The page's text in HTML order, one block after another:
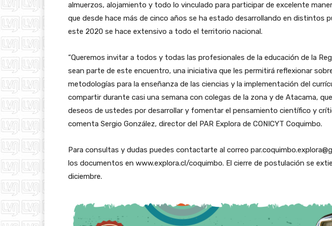
almuerzos, alojamiento y todo lo vinculado para participar de excelente
que desde hace más de cinco años se ha estado desarrollando en distintos
este 2020 se hace extensivo a todo el territorio nacional.
“Queremos invitar a todos y todas las profesionales de la educación de la
sean parte de este encuentro, una iniciativa que les permitirá reflexionar
metodologías para la enseñanza de las ciencias y la implementación del
compartir durante casi una semana con colegas de la zona y de Atacama,
deseos de ustedes por desarrollar y fomentar el pensamiento científico y
comenta Sergio González, director del PAR Explora de CONICYT Coquimbo.
Para consultas y dudas puedes contactarte al correo
los documentos en www.explora.cl/coquimbo. El cierre de postulación se
diciembre.